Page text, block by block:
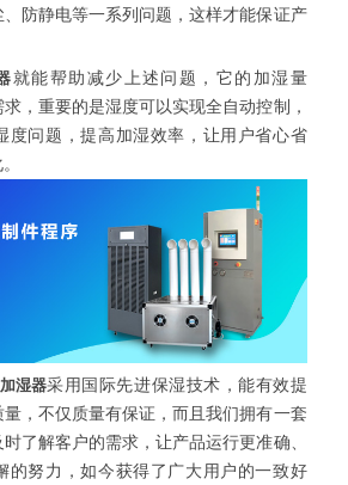
防静电等一系列问题，这样才能保证产
就能帮助减少上述问题，它的加湿量
，重要的是湿度可以实现全自动控制，
度问题，提高加湿效率，让用户省心省
湿器采用国际先进保湿技术，能有效提
，不仅质量有保证，而且我们拥有一套
了解客户的需求，让产品运行更准确、
的努力，如今获得了广大用户的一致好